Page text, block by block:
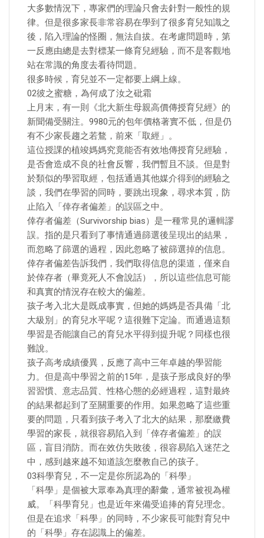
大多數情況下，專家們的理論只會去針對一般性的規
律。但是很多家長非常容易在學到了很多育兒知識之
後，陷入理論的怪圈，無法自拔。在考慮問題時，第
一反應由總是去對標某一條育兒經驗，而不是客觀地
站在常識的角度去看待問題。
很多時候，育兒並不一定都要上綱上線。
02彼之蜜糖，為何成了汝之砒霜
上月末，有一則《北大新生母親高價傳授育兒經》的
新聞備受關注。9980元的包年價格著實不低，但是仍
有不少家長趨之若鶩，前來「取經」。
這位授課的植竣媽媽究竟能否有效地傳授育兒經驗，
是否會造成不良的社會反響，我們暫且不談。但是對
於類似的學習取經，包括通過其他媒介得到的經驗之
談，我們在學習的同時，要跳出現象，尋求本質，防
止陷入「倖存者偏差」的誤區之中。
倖存者偏差（Survivorship bias）是一種常見的邏輯謬
誤。指的是只看到了事情通過篩選後呈現出的結果，
而忽略了篩選的過程，因此忽略了被篩選掉的信息。
倖存者偏差告訴我們，我們取得信息的渠道，僅來自
於倖存者（畢竟死人不會說話），所以這些信息可能
和真實的情況存在較大的偏差。
孩子考入北大是既成事實，但她的媽媽是否具備「北
大級別」的育兒水平呢？這很難下定論。而通過這類
學習是否能讓自己的育兒水平得到提升呢？同樣也很
難說。
孩子高考成績優異，反應了高中三年卓越的學習能
力。但是高中學習之前的15年，是孩子形成良好的學
習習慣、意志品質、性格心態的必經過程，這對最終
的結果都起到了至關重要的作用。如果忽略了這些重
要的問題，只看到孩子考入了北大的結果，那麼繳費
學習的家長，就很容易陷入到「倖存者偏差」的誤
區，盲目消防。而在效仿失敗後，很容易陷入迷茫之
中，感到越來越不知道該怎麼教自己的孩子。
03科學育兒，不一定是你所認為的「科學」
「科學」是個被大眾奉為真理的辭彙，通常被視為權
威。「科學育兒」也是近年來備受追捧的育兒理念。
但是在追求「科學」的同時，不少家長可能對育兒中
的「科學」存在認識上的偏差。